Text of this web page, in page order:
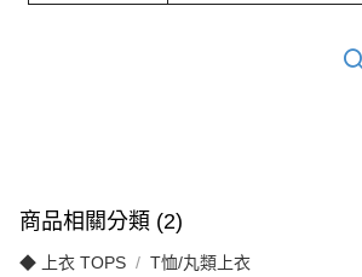
商品相關分類 (2)
◆ 上衣 TOPS T恤/丸類上衣